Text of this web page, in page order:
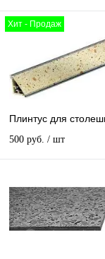
Хит - Продаж
Плинтус для
500 руб. / шт